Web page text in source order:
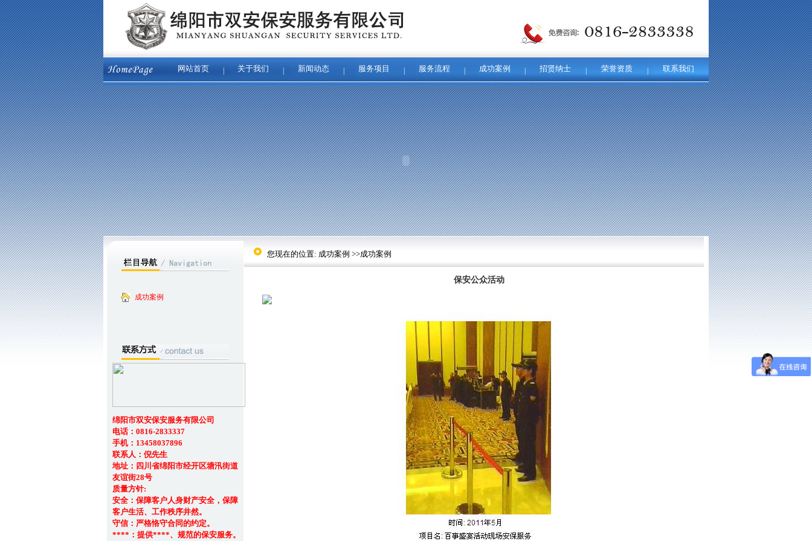
网站首页 关于我们 新闻动态 服务项目 服务流程 成功案例 招贤纳士 荣誉资质 联系我们
成功案例
绵阳市双安保安服务有限公司
电话：0816-2833337
手机：13458037896
联系人：倪先生
地址：四川省绵阳市经开区塘汛街道
友谊街28号
质量方针:
安全：保障客户人身财产安全，保障
客户生活、工作秩序井然。
守信：严格恪守合同的约定。
****：提供****、规范的保安服务。
您现在的位置: 成功案例 >>成功案例
保安公众活动